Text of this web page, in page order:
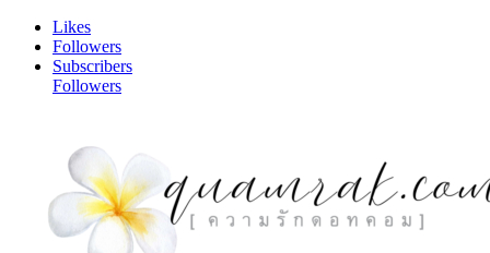
Likes
Followers
Subscribers
Followers